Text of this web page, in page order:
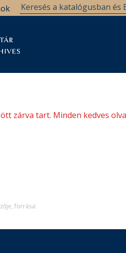
zárva tart. Minden kedves
forrása: